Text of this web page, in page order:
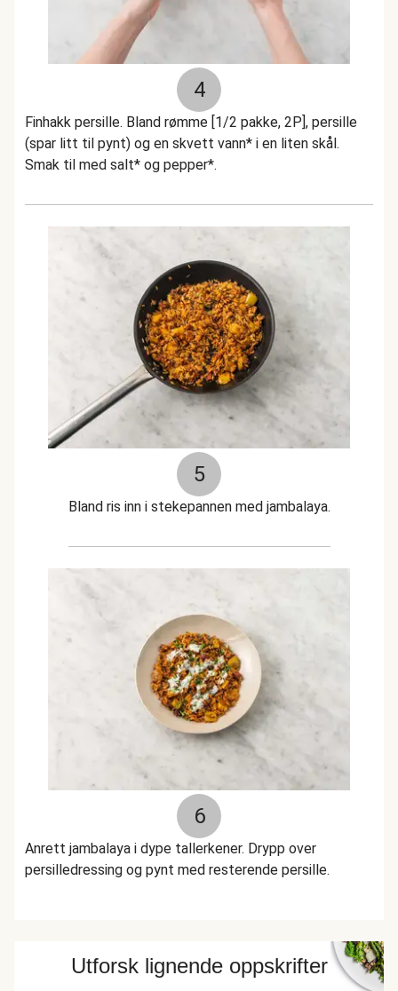
4
Finhakk persille. Bland rømme [1/2 pakke, 2P], persille
(spar litt til pynt) og en skvett vann* i en liten skål.
Smak til med salt* og pepper*.
5
Bland ris inn i stekepannen med jambalaya.
6
Anrett jambalaya i dype tallerkener. Drypp over
persilledressing og pynt med resterende persille.
Utforsk lignende oppskrifter